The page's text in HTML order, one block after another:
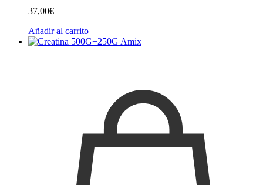
37,00€
Añadir al carrito